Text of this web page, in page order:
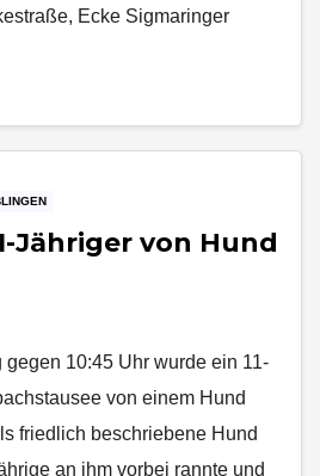
Ecke Sigmaringer
Jähriger von Hund
10:45 Uhr wurde ein 11-
von einem Hund
friedlich beschriebene Hund
an ihm vorbei rannte und